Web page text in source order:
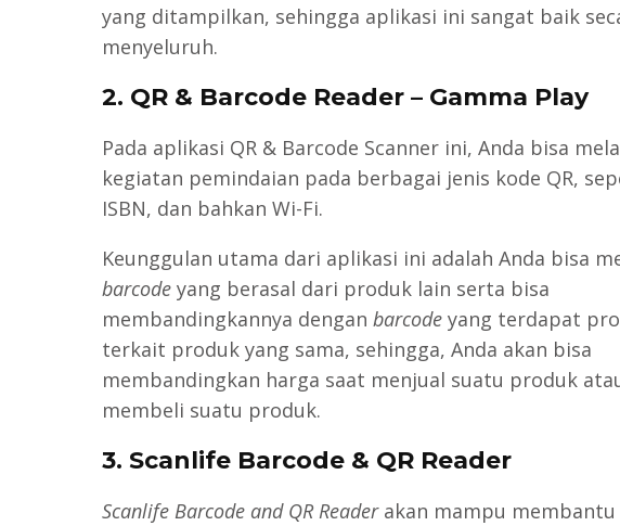
yang ditampilkan, sehingga aplikasi ini sangat baik
menyeluruh.
2. QR & Barcode Reader – Gamma Play
Pada aplikasi QR & Barcode Scanner ini, Anda bisa
kegiatan pemindaian pada berbagai jenis kode QR,
ISBN, dan bahkan Wi-Fi.
Keunggulan utama dari aplikasi ini adalah Anda bisa
barcodeyang berasal dari produk lain serta bisa
membandingkannya dengan barcodeyang terdapat
terkait produk yang sama, sehingga, Anda akan bisa
membandingkan harga saat menjual suatu produk
membeli suatu produk.
3. Scanlife Barcode & QR Reader
Scanlife Barcode and QR Readerakan mampu membantu